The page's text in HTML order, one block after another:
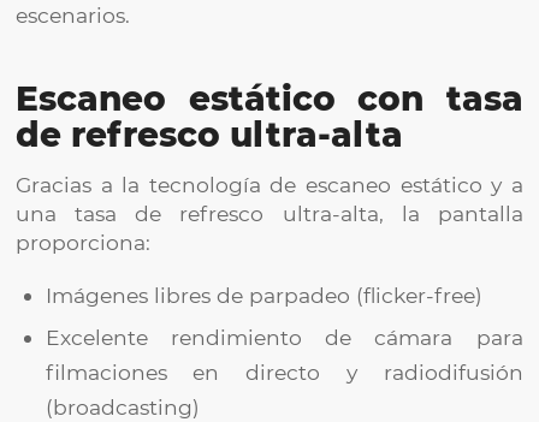
escenarios.
Escaneo estático con tasa
de refresco ultra-alta
Gracias a la tecnología de escaneo estático y a
una tasa de refresco ultra-alta, la pantalla
proporciona:
Imágenes libres de parpadeo (flicker-free)
Excelente rendimiento de cámara para
filmaciones en directo y radiodifusión
(broadcasting)